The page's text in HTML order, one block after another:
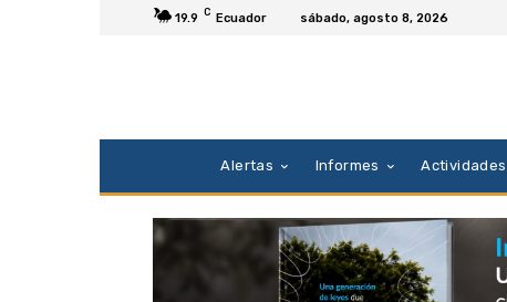
19.9 C Ecuador sábado, agosto 8, 2026
Alertas Informes Actividades